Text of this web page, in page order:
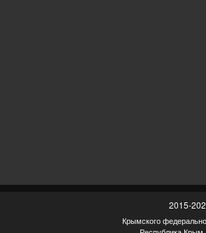
2015-
Крымского